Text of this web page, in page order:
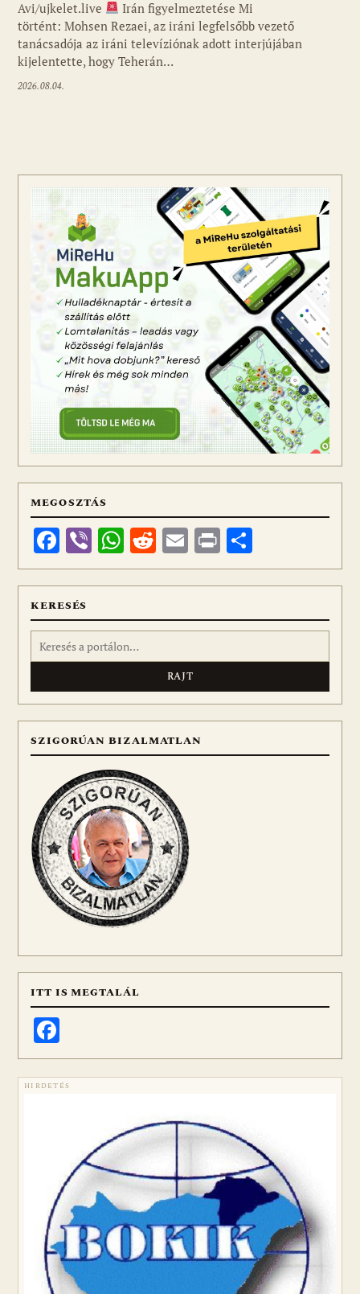
Avi/ujkelet.live
Irán figyelmeztetése Mi
történt: Mohsen Rezaei, az iráni legfelsőbb vezető
tanácsadója az iráni televíziónak adott interjújában
kijelentette, hogy Teherán…
2026.08.04.
MEGOSZTÁS
Facebook
ViberWhatsApp
Reddit
Email
Print
meg
KERESÉS
Keresés:
SZIGORÚAN BIZALMATLAN
ITT IS MEGTALÁL
HIRDETÉS